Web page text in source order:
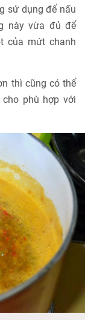
sử dụng để nấu
này vừa đủ để
của mứt chanh
thì cũng có thể
phù hợp với